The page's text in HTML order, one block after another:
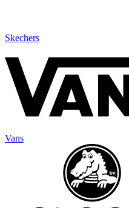
Skechers
Vans